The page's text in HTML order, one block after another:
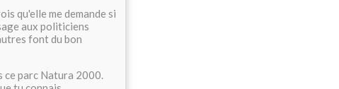
qu'elle me demande si
aux politiciens
font du bon
ce parc Natura 2000.